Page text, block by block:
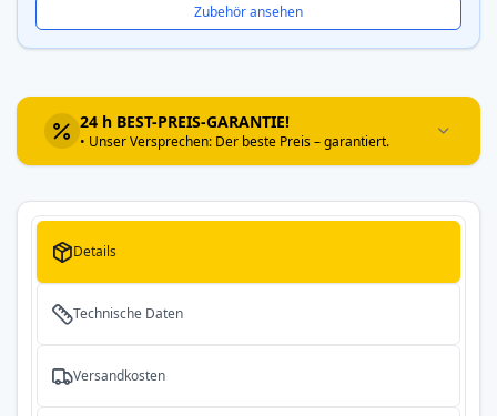
Zubehör ansehen
24 h BEST-PREIS-GARANTIE!
• Unser Versprechen: Der beste Preis – garantiert.
Details
Technische Daten
Versandkosten